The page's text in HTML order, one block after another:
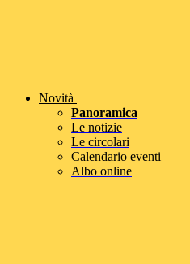
Novità
Panoramica
Le notizie
Le circolari
Calendario eventi
Albo online